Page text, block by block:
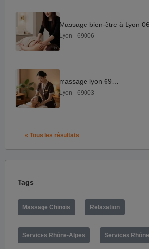
Lyon - 69006
Lyon - 69003
« Tous les résultats
Tags
Massage Chinois Relaxation
Services Rhône-Alpes Services Rhône